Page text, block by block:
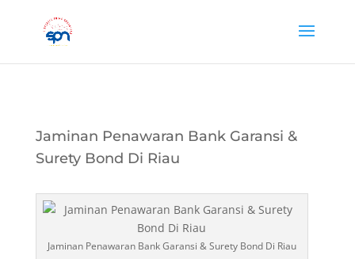
Jaminan Penawaran Bank Garansi &
Surety Bond Di Riau
Jaminan Penawaran Bank Garansi & Surety Bond Di Riau